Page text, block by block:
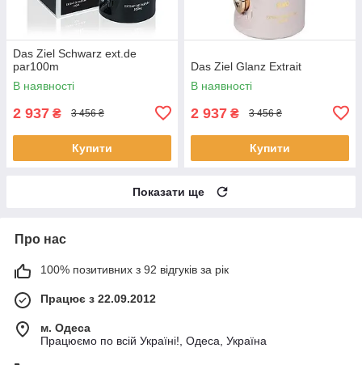
Das Ziel Schwarz ext.de
par100m
В наявності
2 937 ₴ 3 456 ₴
Купити
Das Ziel Glanz Extrait
В наявності
2 937 ₴ 3 456 ₴
Купити
Показати ще
Про нас
100% позитивних з 92 відгуків за рік
Працює з 22.09.2012
м. Одеса
Працюємо по всій Україні!, Одеса, Україна